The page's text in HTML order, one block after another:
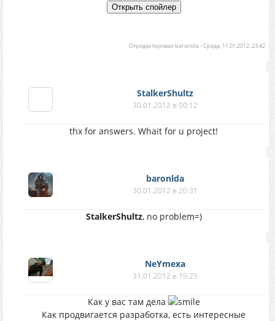
Отредактировал baronlda-Среда, 11.01.2012, 23:42
StalkerShultz
30.01.2012 в 00:12
thx for answers. Whait for u project!
baronlda
30.01.2012 в 20:31
StalkerShultz, no problem=)
NeYmexa
31.01.2012 в 19:25
Как у вас там дела
Как продвигается разработка, есть интересные